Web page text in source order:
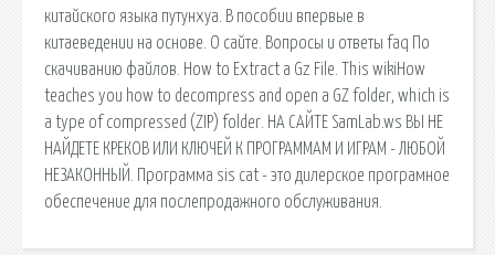
китайского языка путунхуа. В пособии впервые в
китаеведении на основе. О сайте. Вопросы и ответы faq По
скачиванию файлов. How to Extract a Gz File. This wikiHow
teaches you how to decompress and open a GZ folder, which is
a type of compressed (ZIP) folder. НА САЙТЕ SamLab.ws ВЫ НЕ
НАЙДЕТЕ КРЕКОВ ИЛИ КЛЮЧЕЙ К ПРОГРАММАМ И ИГРАМ - ЛЮБОЙ
НЕЗАКОННЫЙ. Программа sis cat - это дилерское програмное
обеспечение для послепродажного обслуживания.